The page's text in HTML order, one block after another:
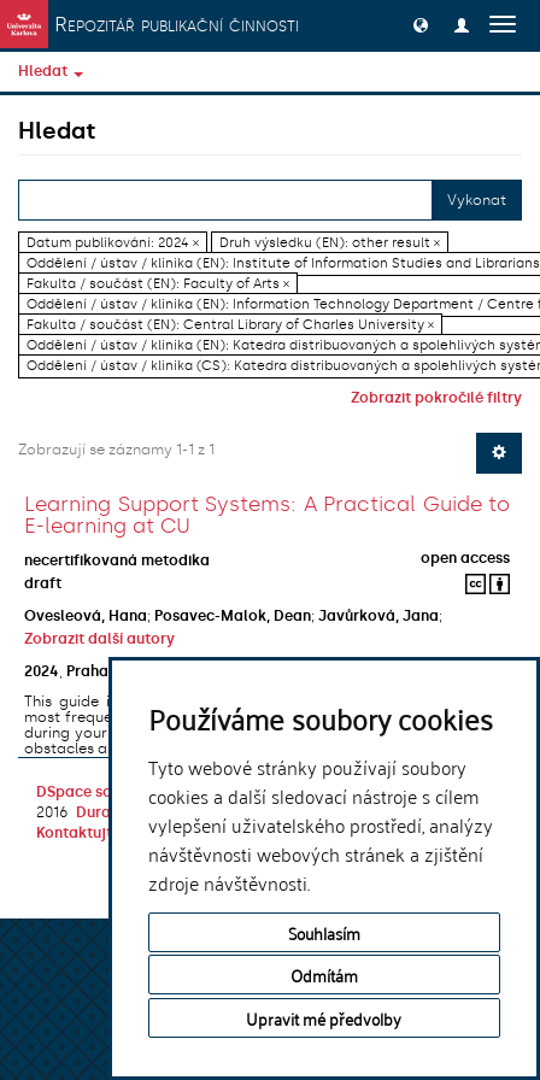
Používáme soubory cookies
Tyto webové stránky používají soubory
cookies a další sledovací nástroje s cílem
vylepšení uživatelského prostředí, analýzy
návštěvnosti webových stránek a zjištění
zdroje návštěvnosti.
Souhlasím
Odmítám
Upravit mé předvolby
Přeskočit na obsah
Repozitář publikační činnosti
Hledat
Hledat
Vykonat
Datum publikování: 2024 ×
Druh výsledku (EN): other result ×
Oddělení / ústav / klinika (EN): Institute of Information Studies and
Fakulta / součást (EN): Faculty of Arts ×
Oddělení / ústav / klinika (EN): Information Technology Department / Centre
Fakulta / součást (EN): Central Library of Charles University ×
Oddělení / ústav / klinika (EN): Katedra distribuovaných a spolehlivých
Oddělení / ústav / klinika (CS): Katedra distribuovaných a spolehlivých
Zobrazit pokročilé filtry
Zobrazují se záznamy 1-1 z 1
Learning Support Systems: A Practical Guide to
E-learning at CU
necertifikovaná metodika
open access
draft
Ovesleová, Hana; Posavec-Malok, Dean; Javůrková, Jana;
Zobrazit další autory
2024
Praha
This guide introduces the e-learning support tools that are used
most frequently at Charles University and that you may encounter
during your studies. It will also help you to avoid the most common
obstacles associated ...
DSpace softwarecopyright © 2002-
2016
DuraSpace
Kontaktujte nás |Vyjádření názoru
Theme by